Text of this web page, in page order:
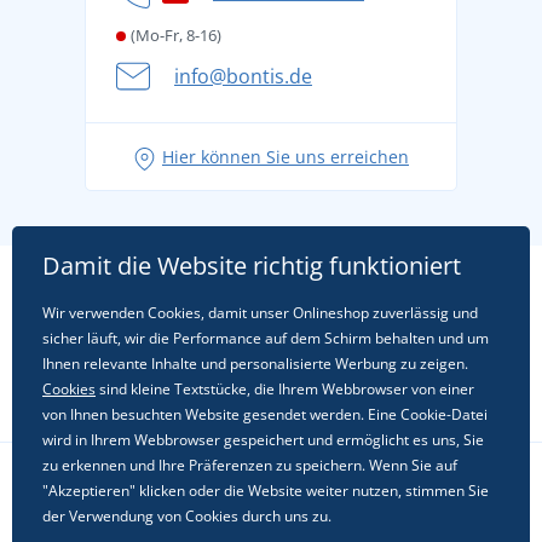
(Mo-Fr, 8-16)
info@bontis.de
Hier können Sie uns erreichen
Folgen Sie uns in sozialen Netzwerken
Damit die Website richtig funktioniert
Wir verwenden Cookies, damit unser Onlineshop zuverlässig und
sicher läuft, wir die Performance auf dem Schirm behalten und um
Ihnen relevante Inhalte und personalisierte Werbung zu zeigen.
Cookiessind kleine Textstücke, die Ihrem Webbrowser von einer
von Ihnen besuchten Website gesendet werden. Eine Cookie-Datei
wird in Ihrem Webbrowser gespeichert und ermöglicht es uns, Sie
zu erkennen und Ihre Präferenzen zu speichern. Wenn Sie auf
"Akzeptieren" klicken oder die Website weiter nutzen, stimmen Sie
der Verwendung von Cookies durch uns zu.